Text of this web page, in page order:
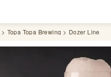
Topa Topa Brewing Dozer Line